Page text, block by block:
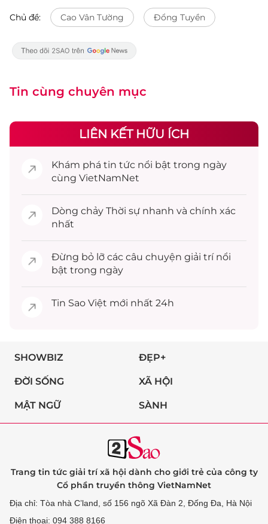
Chủ đề: Cao Vân Tường Đổng Tuyền
Tin cùng chuyên mục
LIÊN KẾT HỮU ÍCH
Khám phá tin tức nổi bật trong ngày
cùng VietNamNet
Dòng chảy Thời sự nhanh và chính xác
nhất
Đừng bỏ lỡ các câu chuyện giải trínổi
bật trong ngày
Tin Sao Việt mới nhất 24h
SHOWBIZ ĐẸP+
ĐỜI SỐNG XÃ HỘI
MẬT NGỮ SÀNH
Trang tin tức giải trí xã hội dành cho giới trẻ của công ty
Cổ phần truyền thông VietNamNet
Địa chỉ: Tòa nhà C’land, số 156 ngõ Xã Đàn 2, Đống Đa, Hà Nội
Điện thoại: 094 388 8166